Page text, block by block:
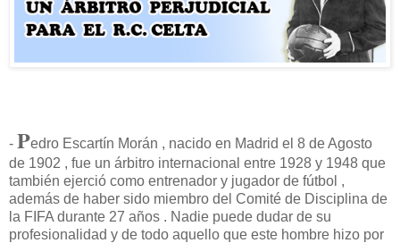
- Pedro Escartín Morán , nacido en Madrid el 8 de Agosto
de 1902 , fue un árbitro internacional entre 1928 y 1948 que
también ejerció como entrenador y jugador de fútbol ,
además de haber sido miembro del Comité de Disciplina de
la FIFA durante 27 años . Nadie puede dudar de su
profesionalidad y de todo aquello que este hombre hizo por